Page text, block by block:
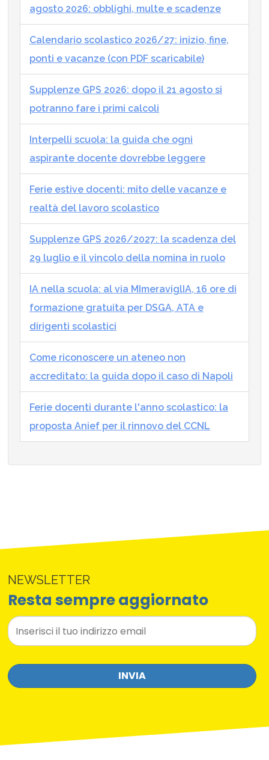
agosto 2026: obblighi, multe e scadenze
Calendario scolastico 2026/27: inizio, fine,
ponti e vacanze (con PDF scaricabile)
Supplenze GPS 2026: dopo il 21 agosto si
potranno fare i primi calcoli
Interpelli scuola: la guida che ogni
aspirante docente dovrebbe leggere
Ferie estive docenti: mito delle vacanze e
realtà del lavoro scolastico
Supplenze GPS 2026/2027: la scadenza del
29 luglio e il vincolo della nomina in ruolo
IA nella scuola: al via MImeraviglIA, 16 ore di
formazione gratuita per DSGA, ATA e
dirigenti scolastici
Come riconoscere un ateneo non
accreditato: la guida dopo il caso di Napoli
Ferie docenti durante l'anno scolastico: la
proposta Anief per il rinnovo del CCNL
NEWSLETTER
Resta sempre aggiornato